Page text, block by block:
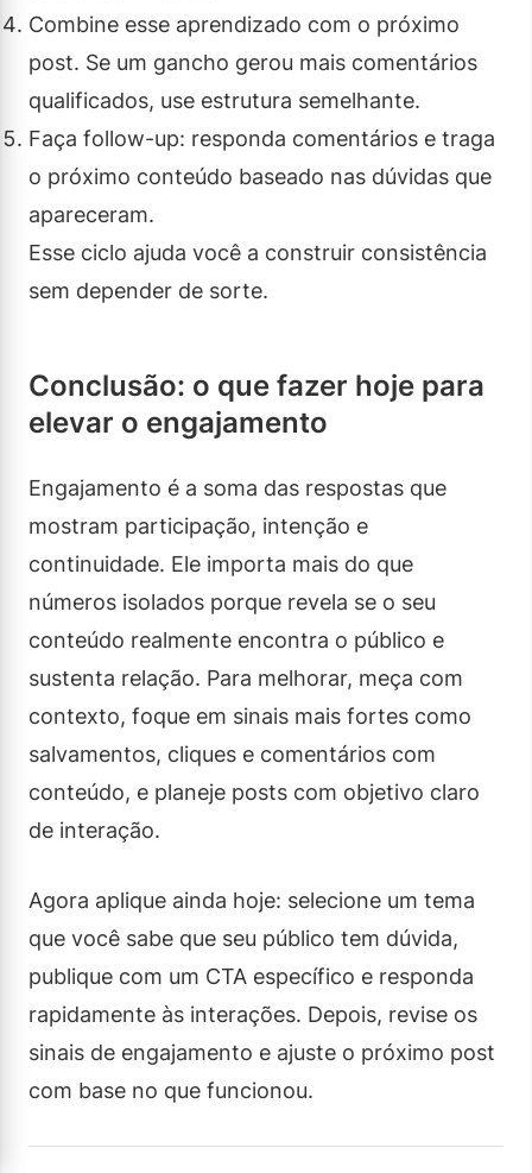
Combine esse aprendizado com o próximo
post. Se um gancho gerou mais comentários
qualificados, use estrutura semelhante.
Faça follow-up: responda comentários e traga
o próximo conteúdo baseado nas dúvidas que
apareceram.
Esse ciclo ajuda você a construir consistência
sem depender de sorte.
Conclusão: o que fazer hoje para
elevar o engajamento
Engajamento é a soma das respostas que
mostram participação, intenção e
continuidade. Ele importa mais do que
números isolados porque revela se o seu
conteúdo realmente encontra o público e
sustenta relação. Para melhorar, meça com
contexto, foque em sinais mais fortes como
salvamentos, cliques e comentários com
conteúdo, e planeje posts com objetivo claro
de interação.
Agora aplique ainda hoje: selecione um tema
que você sabe que seu público tem dúvida,
publique com um CTA específico e responda
rapidamente às interações. Depois, revise os
sinais de engajamento e ajuste o próximo post
com base no que funcionou.